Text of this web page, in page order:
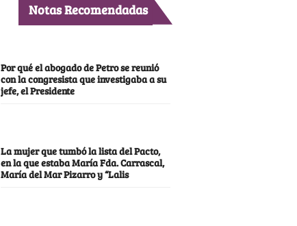
Notas Recomendadas
Por qué el abogado de Petro se reunió
con la congresista que investigaba a su
jefe, el Presidente
La mujer que tumbó la lista del Pacto,
en la que estaba María Fda. Carrascal,
María del Mar Pizarro y “Lalis